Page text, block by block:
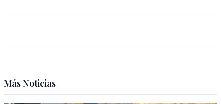
Más Noticias